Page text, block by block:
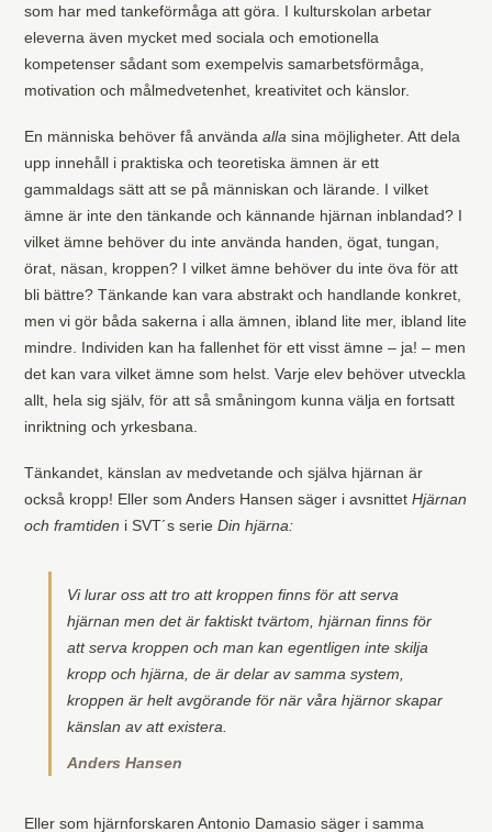
som har med tankeförmåga att göra. I kulturskolan arbetar
eleverna även mycket med sociala och emotionella
kompetenser sådant som exempelvis samarbetsförmåga,
motivation och målmedvetenhet, kreativitet och känslor.
En människa behöver få användaalla sina möjligheter. Att dela
upp innehåll i praktiska och teoretiska ämnen är ett
gammaldags sätt att se på människan och lärande. I vilket
ämne är inte den tänkande och kännande hjärnan inblandad? I
vilket ämne behöver du inte använda handen, ögat, tungan,
örat, näsan, kroppen? I vilket ämne behöver du inte öva för att
bli bättre? Tänkande kan vara abstrakt och handlande konkret,
men vi gör båda sakerna i alla ämnen, ibland lite mer, ibland lite
mindre. Individen kan ha fallenhet för ett visst ämne – ja! – men
det kan vara vilket ämne som helst. Varje elev behöver utveckla
allt, hela sig själv, för att så småningom kunna välja en fortsatt
inriktning och yrkesbana.
Tänkandet, känslan av medvetande och själva hjärnan är
också kropp! Eller som Anders Hansen säger i avsnittetHjärnan
och framtiden i SVT´s serieDin hjärna:
Vi lurar oss att tro att kroppen finns för att serva
hjärnan men det är faktiskt tvärtom, hjärnan finns för
att serva kroppen och man kan egentligen inte skilja
kropp och hjärna, de är delar av samma system,
kroppen är helt avgörande för när våra hjärnor skapar
känslan av att existera.
Anders Hansen
Eller som hjärnforskaren Antonio Damasio säger i samma